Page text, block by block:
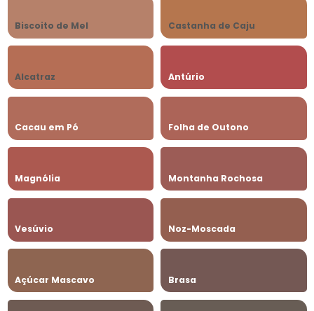
Biscoito de Mel Castanha de Caju
Alcatraz Antúrio
Cacau em Pó Folha de Outono
Magnólia Montanha Rochosa
Vesúvio Noz-Moscada
Açúcar Mascavo Brasa